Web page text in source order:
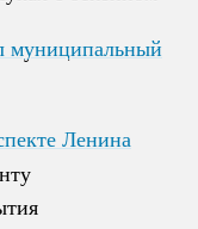
муниципальный
муниципальный
Ленина
Ленина